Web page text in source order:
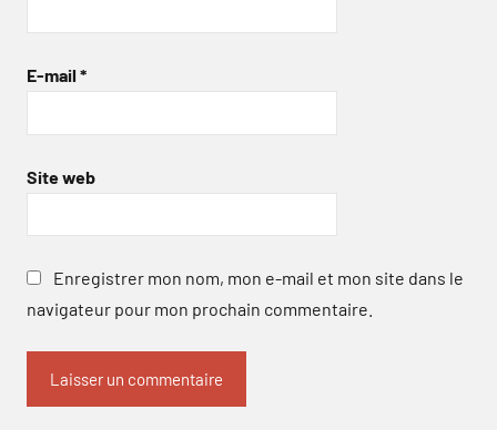
E-mail *
Site web
Enregistrer mon nom, mon e-mail et mon site dans le
navigateur pour mon prochain commentaire.